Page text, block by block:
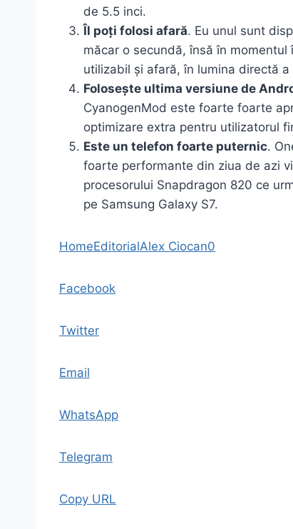
de 5.5 inci.
Îl poți folosi afară. Eu unul sunt
măcar o secundă, însă în
utilizabil și afară, în lumina directă a
Folosește ultima versiune de
CyanogenMod este foarte foarte
optimizare extra pentru utilizatorul
Este un telefon foarte puternic.
foarte performante din ziua de azi
procesorului Snapdragon 820 ce
pe Samsung Galaxy S7.
HomeEditorialAlex Ciocan0
Facebook
Twitter
Email
WhatsApp
Telegram
Copy URL